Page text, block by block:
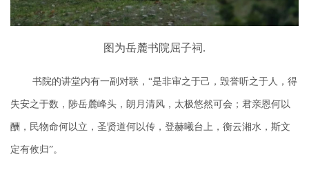
图为岳麓书院屈子祠.
书院的讲堂内有一副对联， “是非审之于己，毁誉听之于人，得
失安之于数，陟岳麓峰头，朗月清风，太极悠然可会；君亲恩何以
酬，民物命何以立，圣贤道何以传，登赫曦台上，衡云湘水，斯文
定有攸归”。